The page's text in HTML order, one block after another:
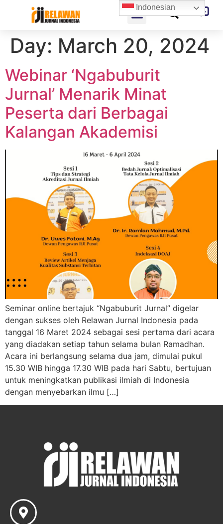
Day: March 20, 2024
Webinar ‘Ngabuburit
Jurnal’ Menarik Minat
Peserta dari Berbagai
Kalangan Akademisi
Seminar online bertajuk “Ngabuburit Jurnal” digelar
dengan sukses oleh Relawan Jurnal Indonesia pada
tanggal 16 Maret 2024 sebagai sesi pertama dari acara
yang diadakan setiap tahun selama bulan Ramadhan.
Acara ini berlangsung selama dua jam, dimulai pukul
15.30 WIB hingga 17.30 WIB pada hari Sabtu, bertujuan
untuk meningkatkan publikasi ilmiah di Indonesia
dengan menyebarkan ilmu […]
Indonesian